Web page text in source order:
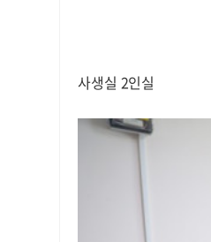
사생실 2인실